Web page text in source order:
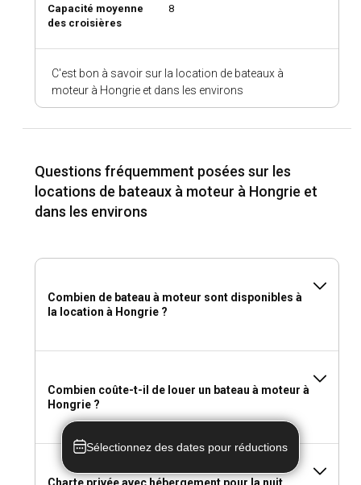
C'est bon à savoir sur la location de bateaux à
moteur à Hongrie et dans les environs
Capacité moyenne
des croisières
8
Questions fréquemment posées sur les
locations de bateaux à moteur à Hongrie et
dans les environs
Combien de bateau à moteur sont disponibles à
la location à Hongrie ?
Combien coûte-t-il de louer un bateau à moteur à
Hongrie ?
Charte privée avec hébergement pour la nuit
Sélectionnez des dates pour réductions